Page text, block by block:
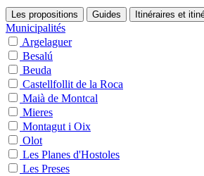
Les propositions Guides Itinéraires et
Municipalités
Argelaguer
Besalú
Beuda
Castellfollit de la Roca
Maià de Montcal
Mieres
Montagut i Oix
Olot
Les Planes d'Hostoles
Les Preses